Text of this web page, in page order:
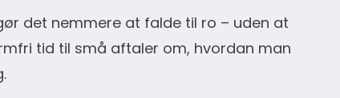
det nemmere at falde til ro – uden at
tid til små aftaler om, hvordan man